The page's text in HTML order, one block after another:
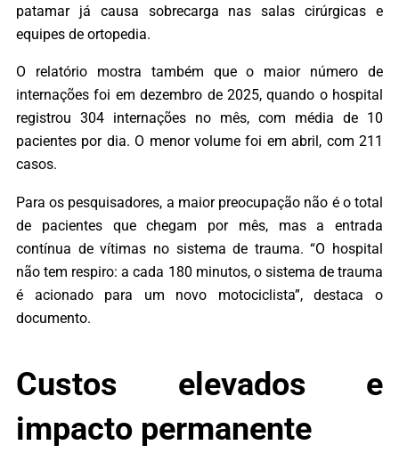
patamar já causa sobrecarga nas salas cirúrgicas e
equipes de ortopedia.
O relatório mostra também que o maior número de
internações foi em dezembro de 2025, quando o hospital
registrou 304 internações no mês, com média de 10
pacientes por dia. O menor volume foi em abril, com 211
casos.
Para os pesquisadores, a maior preocupação não é o total
de pacientes que chegam por mês, mas a entrada
contínua de vítimas no sistema de trauma. “O hospital
não tem respiro: a cada 180 minutos, o sistema de trauma
é acionado para um novo motociclista”, destaca o
documento.
Custos elevados e
impacto permanente